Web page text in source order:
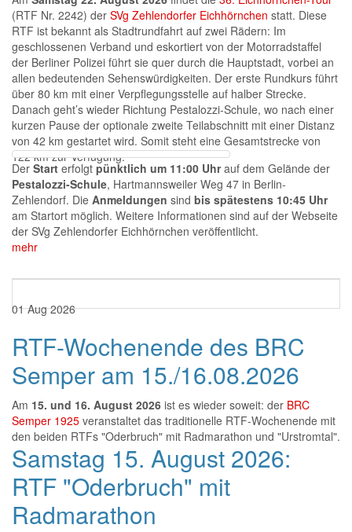
(RTF Nr. 2242) der SVg Zehlendorfer Eichhörnchen statt. Diese
RTF ist bekannt als Stadtrundfahrt auf zwei Rädern: Im
geschlossenen Verband und eskortiert von der Motorradstaffel
der Berliner Polizei führt sie quer durch die Hauptstadt, vorbei an
allen bedeutenden Sehenswürdigkeiten. Der erste Rundkurs führt
über 80 km mit einer Verpflegungsstelle auf halber Strecke.
Danach geht’s wieder Richtung Pestalozzi-Schule, wo nach einer
kurzen Pause der optionale zweite Teilabschnitt mit einer Distanz
von 42 km gestartet wird. Somit steht eine Gesamtstrecke von
122 km zur Verfügung.
Der Start erfolgt pünktlich um 11:00 Uhrauf dem Gelände der
Pestalozzi-Schule, Hartmannsweiler Weg 47 in Berlin-
Zehlendorf. Die Anmeldungen sind bis spätestens 10:45 Uhr
am Startort möglich. Weitere Informationen sind auf der Webseite
der SVg Zehlendorfer Eichhörnchen veröffentlicht.
mehr
01 Aug 2026
RTF-Wochenende des BRC
Semper am 15./16.08.2026
Am 15. und 16. August 2026 ist es wieder soweit: der BRC
Semper 1925 veranstaltet das traditionelle RTF-Wochenende mit
den beiden RTFs "Oderbruch" mit Radmarathon und "Urstromtal".
Samstag 15. August 2026:
RTF "Oderbruch" mit
Radmarathon